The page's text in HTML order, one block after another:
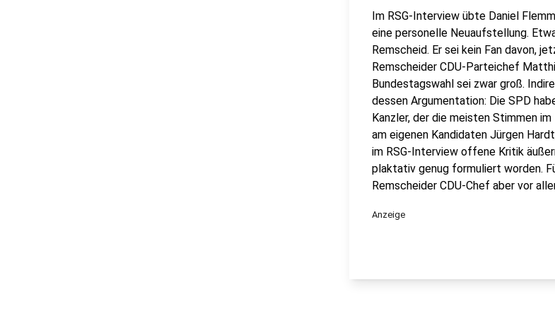
Im RSG-Interview übte Daniel
eine personelle Neuaufstellung.
Remscheid. Er sei kein Fan davon,
Remscheider CDU-Parteichef
Bundestagswahl sei zwar groß.
dessen Argumentation: Die SPD
Kanzler, der die meisten Stimmen
am eigenen Kandidaten Jürgen
im RSG-Interview offene Kritik
plaktativ genug formuliert worden.
Remscheider CDU-Chef aber vor
Anzeige